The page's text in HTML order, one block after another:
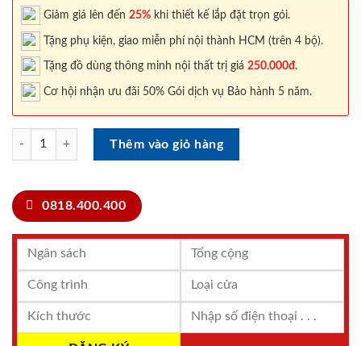
Giảm giá lên đến 25% khi thiết kế lắp đặt trọn gói.
Tặng phụ kiện, giao miễn phí nội thành HCM (trên 4 bộ).
Tặng đồ dùng thông minh nội thất trị giá 250.000đ.
Cơ hội nhận ưu đãi 50% Gói dịch vụ Bảo hành 5 năm.
Cửa Gỗ HDF.P1G-C11 số lượng
Thêm vào giỏ hàng
0818.400.400